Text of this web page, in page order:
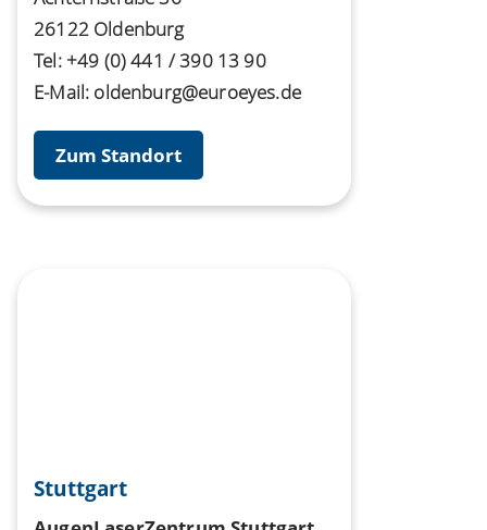
26122 Oldenburg
Tel: +49 (0) 441 / 390 13 90
E-Mail: oldenburg@euroeyes.de
Zum Standort
Stuttgart